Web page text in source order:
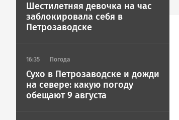
Шестилетняя девочка на час
заблокировала себя в
Петрозаводске
16:35 Погода
Сухо в Петрозаводске и дожди
на севере: какую погоду
обещают 9 августа